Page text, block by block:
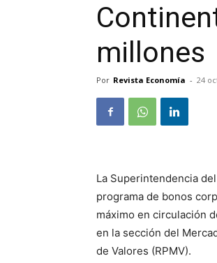
millones
Por Revista Economía - 24
La Superintendencia
programa de bonos
máximo en circulación
en la sección del
de Valores (RPMV).